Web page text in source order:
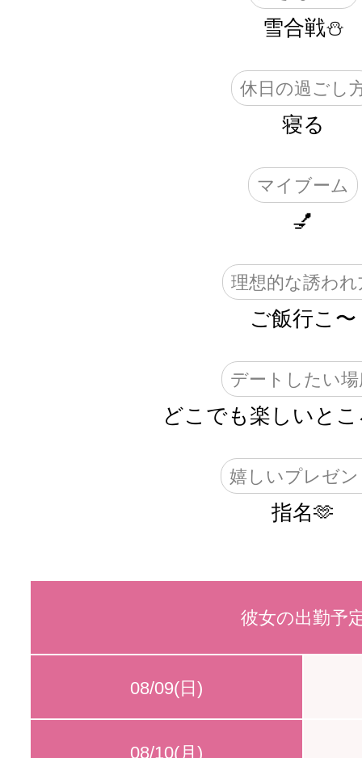
雪合戦⛄️
休日の過ごし
寝る
マイブーム
💅
理想的な誘われ
ご飯行こ〜
デートしたい場
どこでも楽しいと
嬉しいプレゼ
指名🫶
彼女の出勤予
08/09(日)
08/10(月)